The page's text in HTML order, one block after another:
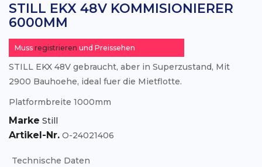
STILL EKX 48V KOMMISIONIERER
6000MM
Muss registrieren und Preissehen
STILL EKX 48V gebraucht, aber in Superzustand, Mit
2900 Bauhoehe, ideal fuer die Mietflotte.
Platformbreite 1000mm
Marke Still
Artikel-Nr. O-24021406
Technische Daten